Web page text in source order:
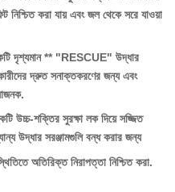
নিশ্চিত করা যায় এবং জল থেকে সরে যাওয়া
দৃশ্যমান ** "RESCUE" উদ্ধার
দ্রুত সনাক্তকরণের জন্য এবং
উচ্চ-শক্তির সুরক্ষা লক দিয়ে সজ্জিত
উদ্ধার সরঞ্জামগুলি বন্ধ করার জন্য
অতিরিক্ত নিরাপত্তা নিশ্চিত করা.